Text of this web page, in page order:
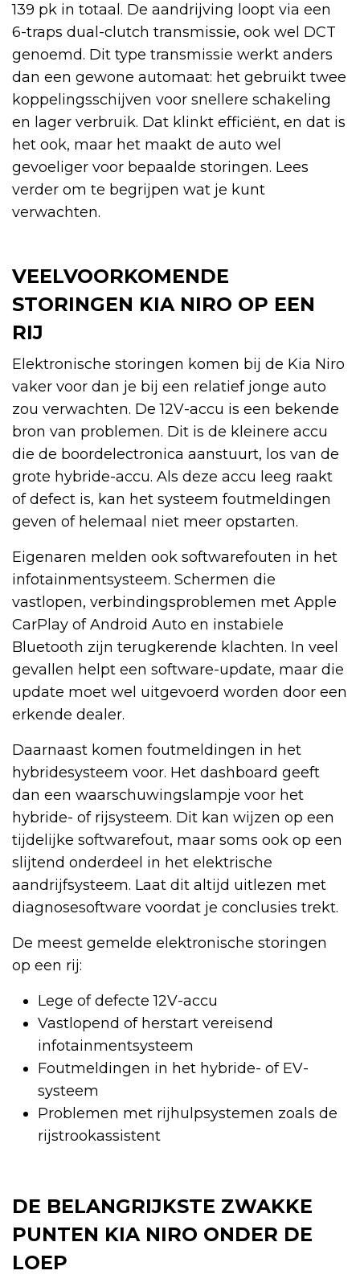
139 pk in totaal. De aandrijving loopt via een
6-traps dual-clutch transmissie, ook wel DCT
genoemd. Dit type transmissie werkt anders
dan een gewone automaat: het gebruikt twee
koppelingsschijven voor snellere schakeling
en lager verbruik. Dat klinkt efficiënt, en dat is
het ook, maar het maakt de auto wel
gevoeliger voor bepaalde storingen. Lees
verder om te begrijpen wat je kunt
verwachten.
VEELVOORKOMENDE
STORINGEN KIA NIRO OP EEN
RIJ
Elektronische storingen komen bij de Kia Niro
vaker voor dan je bij een relatief jonge auto
zou verwachten. De 12V-accu is een bekende
bron van problemen. Dit is de kleinere accu
die de boordelectronica aanstuurt, los van de
grote hybride-accu. Als deze accu leeg raakt
of defect is, kan het systeem foutmeldingen
geven of helemaal niet meer opstarten.
Eigenaren melden ook softwarefouten in het
infotainmentsysteem. Schermen die
vastlopen, verbindingsproblemen met Apple
CarPlay of Android Auto en instabiele
Bluetooth zijn terugkerende klachten. In veel
gevallen helpt een software-update, maar die
update moet wel uitgevoerd worden door een
erkende dealer.
Daarnaast komen foutmeldingen in het
hybridesysteem voor. Het dashboard geeft
dan een waarschuwingslampje voor het
hybride- of rijsysteem. Dit kan wijzen op een
tijdelijke softwarefout, maar soms ook op een
slijtend onderdeel in het elektrische
aandrijfsysteem. Laat dit altijd uitlezen met
diagnosesoftware voordat je conclusies trekt.
De meest gemelde elektronische storingen
op een rij:
Lege of defecte 12V-accu
Vastlopend of herstart vereisend
infotainmentsysteem
Foutmeldingen in het hybride- of EV-
systeem
Problemen met rijhulpsystemen zoals de
rijstrookassistent
DE BELANGRIJKSTE ZWAKKE
PUNTEN KIA NIRO ONDER DE
LOEP